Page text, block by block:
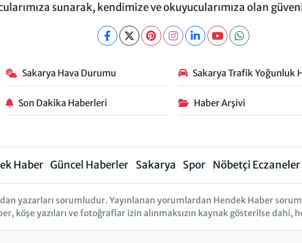
sunarak, kendimize ve okuyucularımıza olan
Sakarya Hava Durumu Sakarya Trafik Yoğunluk
Son Dakika Haberleri Haber Arşivi
Haber Güncel Haberler Sakarya Spor Nöbetçi Eczaneler
yazarları sorumludur. Yayınlanan yorumlardan Hendek Haber
köşe yazıları ve fotoğraflar izin alınmaksızın kaynak gösterilse